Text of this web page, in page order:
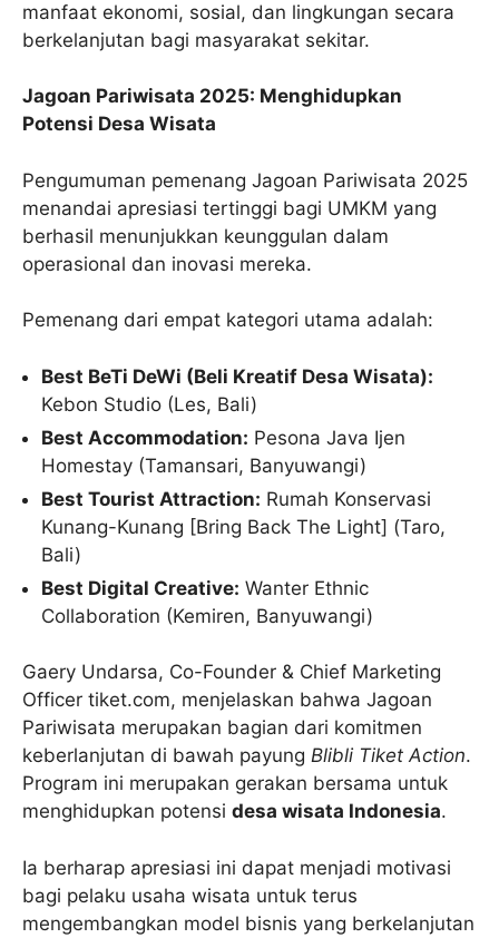
manfaat ekonomi, sosial, dan lingkungan secara
berkelanjutan bagi masyarakat sekitar.
Jagoan Pariwisata 2025: Menghidupkan
Potensi Desa Wisata
Pengumuman pemenang Jagoan Pariwisata 2025
menandai apresiasi tertinggi bagi UMKM yang
berhasil menunjukkan keunggulan dalam
operasional dan inovasi mereka.
Pemenang dari empat kategori utama adalah:
Best BeTi DeWi (Beli Kreatif Desa Wisata):
Kebon Studio (Les, Bali)
Best Accommodation: Pesona Java Ijen
Homestay (Tamansari, Banyuwangi)
Best Tourist Attraction: Rumah Konservasi
Kunang-Kunang [Bring Back The Light] (Taro,
Bali)
Best Digital Creative: Wanter Ethnic
Collaboration (Kemiren, Banyuwangi)
Gaery Undarsa, Co-Founder & Chief Marketing
Officer tiket.com, menjelaskan bahwa Jagoan
Pariwisata merupakan bagian dari komitmen
keberlanjutan di bawah payung Blibli Tiket Action.
Program ini merupakan gerakan bersama untuk
menghidupkan potensi desa wisata Indonesia.
Ia berharap apresiasi ini dapat menjadi motivasi
bagi pelaku usaha wisata untuk terus
mengembangkan model bisnis yang berkelanjutan